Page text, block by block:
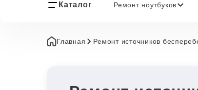
Каталог Ремонт ноутбуков
Главная Ремонт источников